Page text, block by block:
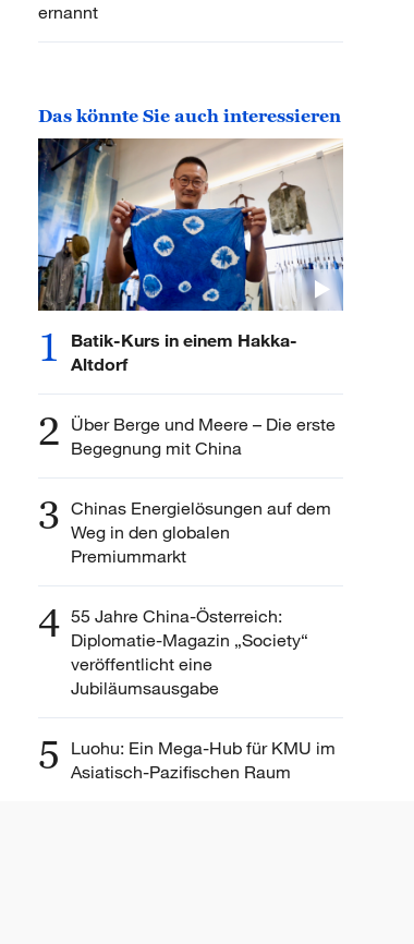
ernannt
Das könnte Sie auch interessieren
1
Batik-Kurs in einem Hakka-
Altdorf
2 Über Berge und Meere – Die erste
Begegnung mit China
3 Chinas Energielösungen auf dem
Weg in den globalen
Premiummarkt
4 55 Jahre China-Österreich:
Diplomatie-Magazin „Society“
veröffentlicht eine
Jubiläumsausgabe
5
Luohu: Ein Mega-Hub für KMU im
Asiatisch-Pazifischen Raum